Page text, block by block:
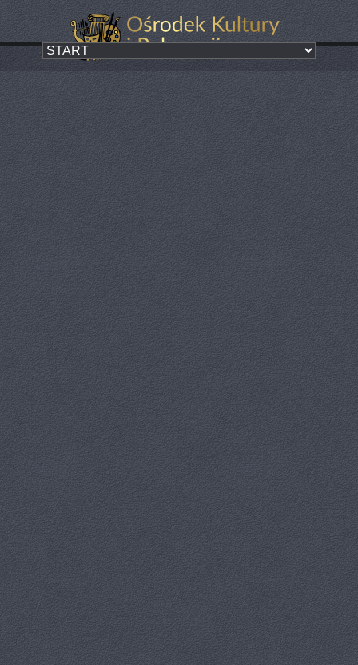
Spektakl
Kategoria: ZA NAMI
Zapraszamy na spektakl „Shirley Valentine”!
Już 22 maja 2026 r. spotkajmy się, by wspólnie przeżyć pełną humoru
i emocji historię, która bawi, wzrusza i daje do myślenia...
Spektakl w humorystyczny sposób opowiada historię kury domowej,
która zajmując się domem i dbając o swojego męża zapomniała o
własnych marzeniach. Jej jedyną powierniczką stała się kuchenna
ściana, a towarzystwem do kieliszka kwiatek doniczkowy. Pewnego
dnia dostaje od przyjaciółki zaproszenie na dwutygodniowy urlop do
Grecji. Propozycja wydaje się abstrakcyjna i niemożliwa do
zrealizowania. Czy Shirley wyjedzie wbrew woli męża? Perfekcyjne
odwzorowanie angielskiej kuchni oraz greckiej plaży i autentyczny
zapach sadzonego z kartoflami gwarantują wspaniałą zabawę.
Spektakl według legendarnego dramatu Willy’ego Russel’a, w
wykonaniu śląskiej aktorki Anny Kadulskiej związanej z Teatrem
Śląskim w Katowicach, zdobywczyni wielu nagród teatralnych.
Szczegóły wydarzenia: